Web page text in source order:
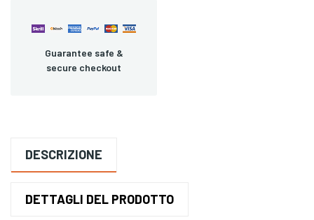
Guarantee safe &
secure checkout
DESCRIZIONE
DETTAGLI DEL PRODOTTO